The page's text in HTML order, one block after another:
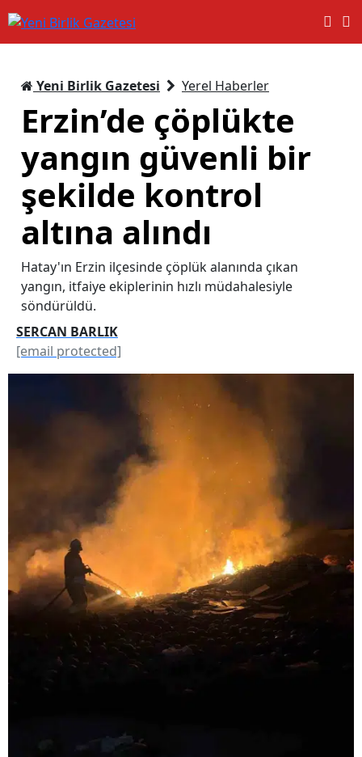
Yeni Birlik Gazetesi Yerel Haberler
Erzin’de çöplükte
yangın güvenli bir
şekilde kontrol
altına alındı
Hatay'ın Erzin ilçesinde çöplük alanında çıkan
yangın, itfaiye ekiplerinin hızlı müdahalesiyle
söndürüldü.
SERCAN BARLIK
[email protected]